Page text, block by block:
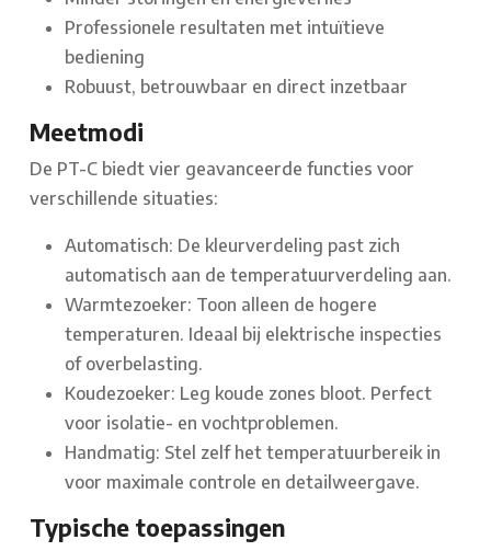
Professionele resultaten met intuïtieve
bediening
Robuust, betrouwbaar en direct inzetbaar
Meetmodi
De PT-C biedt vier geavanceerde functies voor
verschillende situaties:
Automatisch: De kleurverdeling past zich
automatisch aan de temperatuurverdeling aan.
Warmtezoeker: Toon alleen de hogere
temperaturen. Ideaal bij elektrische inspecties
of overbelasting.
Koudezoeker: Leg koude zones bloot. Perfect
voor isolatie- en vochtproblemen.
Handmatig: Stel zelf het temperatuurbereik in
voor maximale controle en detailweergave.
Typische toepassingen